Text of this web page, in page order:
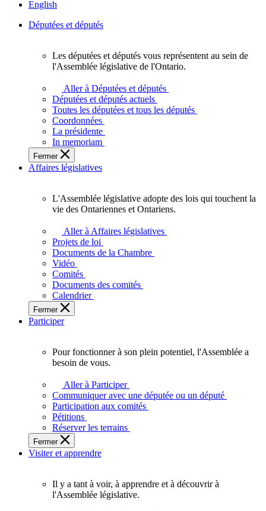
English
Députées et députés
députés
vous
représentent
sein
de
l'Assemblée
législative
l'Ontario.
Les députées et députés vous représentent au sein de
l'Assemblée législative de l'Ontario.
Aller à Députées et députés
Députées et députés actuels
Toutes les députées et tous les députés
Coordonnées
La présidente
In memoriam
Fermer
Affaires législatives
L'Assemblée
adopte
touchent
des
Ontariennes
et
L'Assemblée législative adopte des lois qui touchent la
vie des Ontariennes et Ontariens.
Aller à Affaires législatives
Projets de loi
Documents de la Chambre
Vidéo
Comités
Documents des comités
Calendrier
Fermer
Participer
plein
potentiel,
l'Assemblée
a
besoin
de
Pour fonctionner à son plein potentiel, l'Assemblée a
besoin de vous.
Aller à Participer
Communiquer avec une députée ou un député
Participation aux comités
Pétitions
Réserver les terrains
Fermer
Visiter et apprendre
Il y a tant à voir, à apprendre et à découvrir à
l'Assemblée législative.